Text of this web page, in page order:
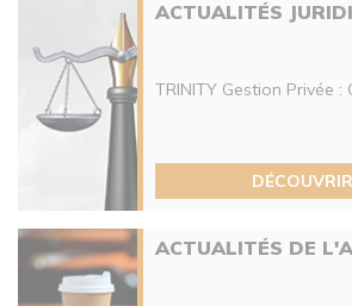
ACTUALITÉS
TRINITY Gestion Privée
DÉCOUVRIR
ACTUALITÉS DE